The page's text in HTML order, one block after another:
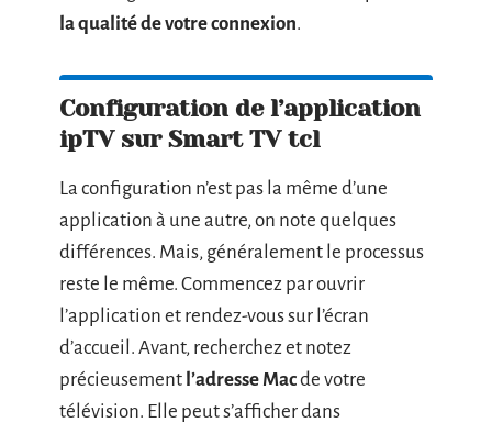
la qualité de votre connexion.
Configuration de l’application
ipTV sur Smart TV tcl
La configuration n’est pas la même d’une
application à une autre, on note quelques
différences. Mais, généralement le processus
reste le même. Commencez par ouvrir
l’application et rendez-vous sur l’écran
d’accueil. Avant, recherchez et notez
précieusement l’adresse Macde votre
télévision. Elle peut s’afficher dans